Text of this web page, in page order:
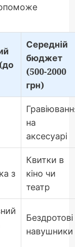
Середній
бюджет
(500-2000
грн)
на
аксесуарі
з
Квитки в
кіно чи
театр
Бездротові
навушники